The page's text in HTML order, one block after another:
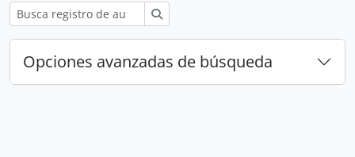
Opciones avanzadas de búsqueda